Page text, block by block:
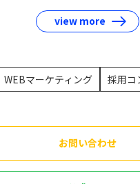
view more
WEBマーケティング 採用コ
お問い合わせ